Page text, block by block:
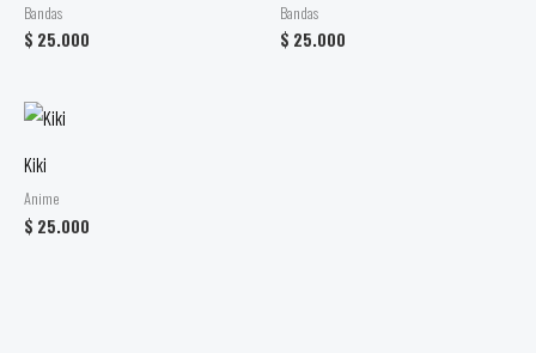
Bandas
$ 25.000
Bandas
$ 25.000
Kiki
Anime
$ 25.000